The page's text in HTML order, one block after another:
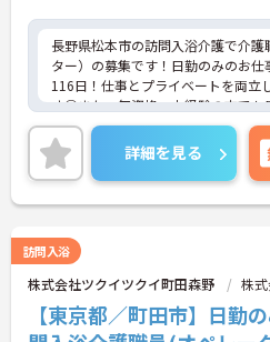
長野県松本市の訪問入浴介護で介護
ター）の募集です！日勤のみのお仕
116日！仕事とプライベートを両立
す◎また、無資格・未経験の方でも
で、これから介護業界に挑戦したい
タリの職場です♪ご興味のある方は
お伝えしますので、お気軽にご連絡
詳細を見る
訪問入浴
株式会社ツクイツクイ町田森野 株
【東京都／町田市】日